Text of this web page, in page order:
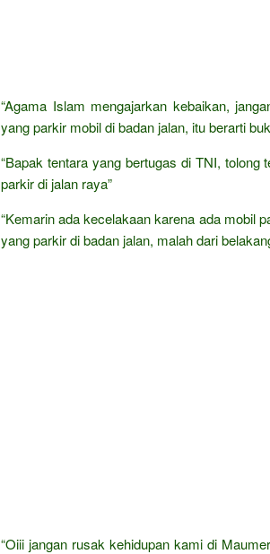
“Agama Islam mengajarkan kebaikan,
yang parkir mobil di badan jalan, itu berarti
“Bapak tentara yang bertugas di TNI, tolong
parkir di jalan raya”
“Kemarin ada kecelakaan karena ada mobil
yang parkir di badan jalan, malah dari
“Oiii jangan rusak kehidupan kami di